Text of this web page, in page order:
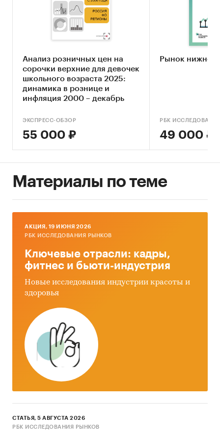
ретейлеров в городах РФ
Экспансия сетей в регионы. Наиболее
быстрорастущие и депрессивные субъекты
Ситуация в разрезе федеральных округов
РФ
Ситуация в разрезе субъектов РФ
Категории: Потребительские товары
/
Одежда, обувь, аксессуары
Потребительские товары / Одежда, обувь,
аксессуары / Одежда
Детская одежда
Fashion
Анализ розничных цен на
сорочки верхние для девочек
школьного возраста 2025:
динамика в рознице и
инфляция 2000 – декабрь
округа, регионы
ЭКСПРЕСС-ОБЗОР
55 000 ₽
Рынок
РБК
49 000 ₽
Материалы по теме
AКЦИЯ, 19 ИЮНЯ 2026
РБК ИССЛЕДОВАНИЯ РЫНКОВ
Ключевые отрасли: кадры,
фитнес и бьюти-индустрия
Новые исследования индустрии красоты и
здоровья
СТАТЬЯ, 5 АВГУСТА 2026
РБК ИССЛЕДОВАНИЯ РЫНКОВ